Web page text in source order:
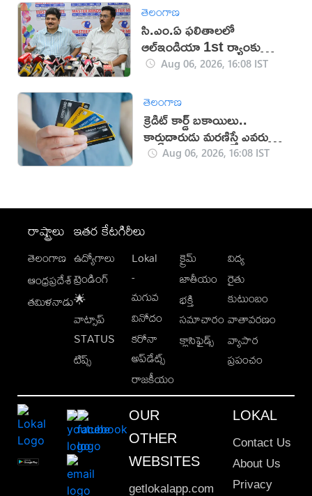
తెలంగాణ
సి.ఎం.ఏ ఫలితాలలో
ఆల్ఇండియా 1st ర్యాంకు
సాధించిన మాస్టర్‌మైండ్స్
Aug 06, 2026, 16:08 IST
తెలంగాణ
క్రెడిట్ కార్డ్ బకాయిలు..
కార్డుదారుడు మరణిస్తే ఎవరు
చెల్లిస్తారు?
Aug 06, 2026, 16:08 IST
రాష్ట్రాలు
తెలంగాణ
ఆంధ్రప్రదేశ్
తమిళనాడు
ఇతర కేటగిరీలు
ఉద్యోగాలు
ట్రెండింగ్
🌟
వాట్సాప్
STATUS
టిప్స్
Lokal
-
మగువ
వినోదం
కరోనా
అప్‌డేట్స్
రాజకీయం
క్రైమ్
జాతీయం
భక్తి
సమాచారం
క్లాసిఫైడ్స్
విద్య
రైతు
కుటుంబం
వాతావరణం
వ్యాపార
ప్రపంచం
OUR
OTHER
WEBSITES
getlokalapp.com
LOKAL
Contact Us
About Us
Privacy